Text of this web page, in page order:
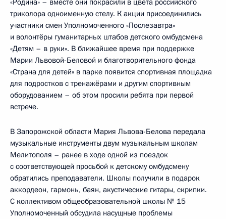
«Родина» – вместе они покрасили в цвета российского
триколора одноименную стелу. К акции присоединились
участники смен Уполномоченного «Послезавтра»
и волонтёры гуманитарных штабов детского омбудсмена
«Детям – в руки». В ближайшее время при поддержке
Марии Львовой-Беловой и благотворительного фонда
«Страна для детей» в парке появится спортивная площадка
для подростков с тренажёрами и другим спортивным
оборудованием – об этом просили ребята при первой
встрече.
В Запорожской области Мария Львова-Белова передала
музыкальные инструменты двум музыкальным школам
Мелитополя – ранее в ходе одной из поездок
с соответствующей просьбой к детскому омбудсмену
обратились преподаватели. Школы получили в подарок
аккордеон, гармонь, баян, акустические гитары, скрипки.
С коллективом общеобразовательной школы № 15
Уполномоченный обсудила насущные проблемы